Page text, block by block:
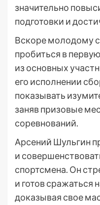
значительно
подготовки и
Вскоре молодому
пробиться в
из основных
его исполнении
показывать
заняв призовые
соревнований.
Арсений Шульгин
и
спортсмена. Он
и готов сражаться
доказывая свое